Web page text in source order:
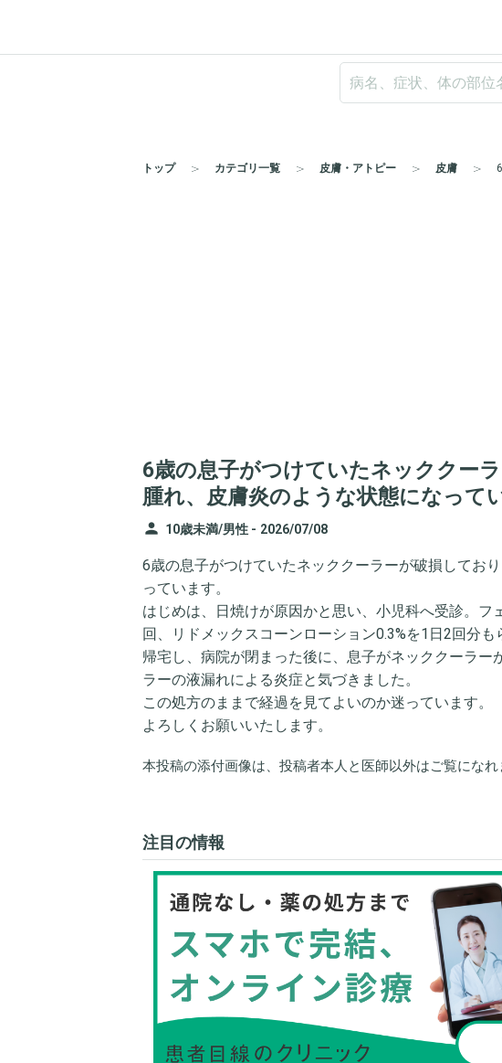
トップ カテゴリ一覧 皮膚・アトピー 皮膚
6歳の息子がつけていたネッククー
腫れ、皮膚炎のような状態になって
person 10歳未満/男性 - 2026/07/08
6歳の息子がつけていたネッククーラーが破損してお
っています。
はじめは、日焼けが原因かと思い、小児科へ受診。フ
回、リドメックスコーンローション0.3%を1日2回分も
帰宅し、病院が閉まった後に、息子がネッククーラ
ラーの液漏れによる炎症と気づきました。
この処方のままで経過を見てよいのか迷っています。
よろしくお願いいたします。
本投稿の添付画像は、投稿者本人と医師以外はご覧になれ
注目の情報